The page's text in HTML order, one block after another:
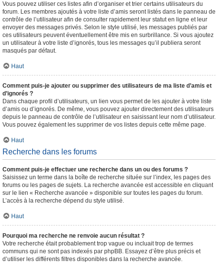
Vous pouvez utiliser ces listes afin d’organiser et trier certains utilisateurs du
forum. Les membres ajoutés à votre liste d’amis seront listés dans le panneau de
contrôle de l’utilisateur afin de consulter rapidement leur statut en ligne et leur
envoyer des messages privés. Selon le style utilisé, les messages publiés par
ces utilisateurs peuvent éventuellement être mis en surbrillance. Si vous ajoutez
un utilisateur à votre liste d’ignorés, tous les messages qu’il publiera seront
masqués par défaut.
Haut
Comment puis-je ajouter ou supprimer des utilisateurs de ma liste d’amis et
d’ignorés ?
Dans chaque profil d’utilisateurs, un lien vous permet de les ajouter à votre liste
d’amis ou d’ignorés. De même, vous pouvez ajouter directement des utilisateurs
depuis le panneau de contrôle de l’utilisateur en saisissant leur nom d’utilisateur.
Vous pouvez également les supprimer de vos listes depuis cette même page.
Haut
Recherche dans les forums
Comment puis-je effectuer une recherche dans un ou des forums ?
Saisissez un terme dans la boîte de recherche située sur l’index, les pages des
forums ou les pages de sujets. La recherche avancée est accessible en cliquant
sur le lien « Recherche avancée » disponible sur toutes les pages du forum.
L’accès à la recherche dépend du style utilisé.
Haut
Pourquoi ma recherche ne renvoie aucun résultat ?
Votre recherche était probablement trop vague ou incluait trop de termes
communs qui ne sont pas indexés par phpBB. Essayez d’être plus précis et
d’utiliser les différents filtres disponibles dans la recherche avancée.